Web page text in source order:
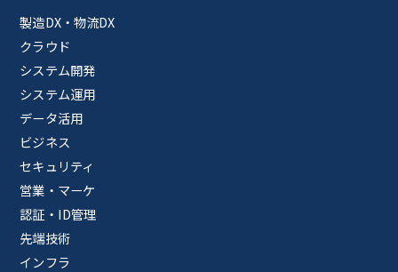
製造DX・物流DX
クラウド
システム開発
システム運用
データ活用
ビジネス
セキュリティ
営業・マーケ
認証・ID管理
先端技術
インフラ